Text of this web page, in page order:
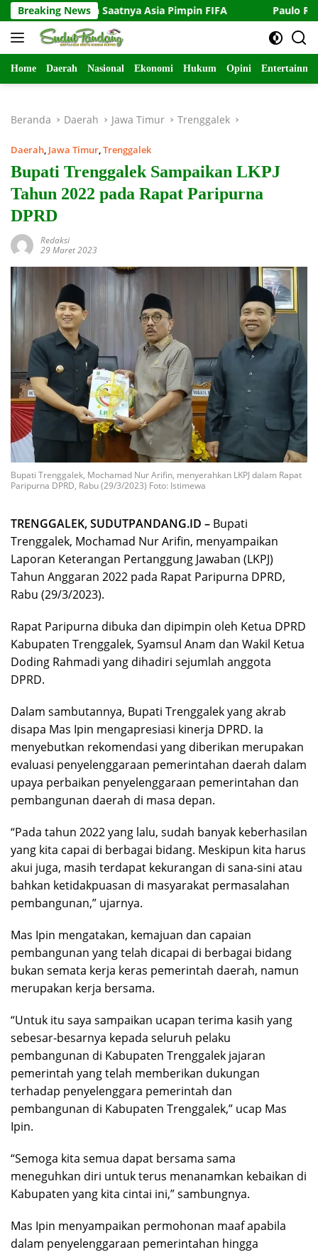
Langsung
ke
konten
Breaking News
Sudah Saatnya Asia Pimpin FIFA Paulo Ricardo Siap
Home Daerah Nasional Ekonomi Hukum Opini
Beranda Daerah Jawa Timur Trenggalek
Daerah, Jawa Timur,Trenggalek
Bupati Trenggalek Sampaikan LKPJ
Tahun 2022 pada Rapat Paripurna
DPRD
Redaksi
29 Maret 2023
Bupati Trenggalek, Mochamad Nur Arifin, menyerahkan LKPJ dalam Rapat
Paripurna DPRD, Rabu (29/3/2023) Foto: Istimewa
TRENGGALEK, SUDUTPANDANG.ID – Bupati
Trenggalek, Mochamad Nur Arifin, menyampaikan
Laporan Keterangan Pertanggung Jawaban (LKPJ)
Tahun Anggaran 2022 pada Rapat Paripurna DPRD,
Rabu (29/3/2023).
Rapat Paripurna dibuka dan dipimpin oleh Ketua DPRD
Kabupaten Trenggalek, Syamsul Anam dan Wakil Ketua
Doding Rahmadi yang dihadiri sejumlah anggota
DPRD.
Dalam sambutannya, Bupati Trenggalek yang akrab
disapa Mas Ipin mengapresiasi kinerja DPRD. Ia
menyebutkan rekomendasi yang diberikan merupakan
evaluasi penyelenggaraan pemerintahan daerah dalam
upaya perbaikan penyelenggaraan pemerintahan dan
pembangunan daerah di masa depan.
“Pada tahun 2022 yang lalu, sudah banyak keberhasilan
yang kita capai di berbagai bidang. Meskipun kita harus
akui juga, masih terdapat kekurangan di sana-sini atau
bahkan ketidakpuasan di masyarakat permasalahan
pembangunan,” ujarnya.
Mas Ipin mengatakan, kemajuan dan capaian
pembangunan yang telah dicapai di berbagai bidang
bukan semata kerja keras pemerintah daerah, namun
merupakan kerja bersama.
“Untuk itu saya sampaikan ucapan terima kasih yang
sebesar-besarnya kepada seluruh pelaku
pembangunan di Kabupaten Trenggalek jajaran
pemerintah yang telah memberikan dukungan
terhadap penyelenggara pemerintah dan
pembangunan di Kabupaten Trenggalek,” ucap Mas
Ipin.
“Semoga kita semua dapat bersama sama
meneguhkan diri untuk terus menanamkan kebaikan di
Kabupaten yang kita cintai ini,” sambungnya.
Mas Ipin menyampaikan permohonan maaf apabila
dalam penyelenggaraan pemerintahan hingga